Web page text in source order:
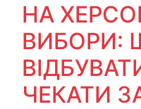
НА
ВИБОРИ:
ЧЕКАТИ